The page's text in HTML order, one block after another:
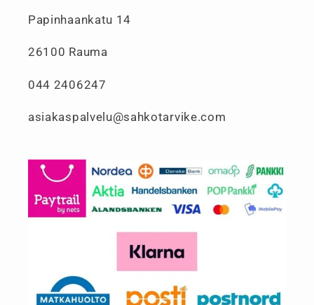
Papinhaankatu 14
26100 Rauma
044 2406247
asiakaspalvelu@sahkotarvike.com